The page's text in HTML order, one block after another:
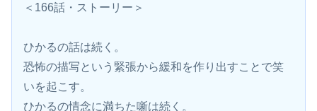
＜166話・ストーリー＞
ひかるの話は続く。
恐怖の描写という緊張から緩和を作り出すことで笑
いを起こす。
ひかるの情念に満ちた噺は続く。